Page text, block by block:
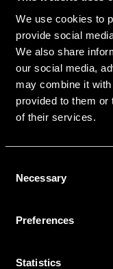
We use cookies to
provide social
We also share
our social media,
may combine it
provided to them or
of their services.
Selection
Necessary
Preferences
Statistics
Ved at tilmelde dig
privatlivspolitik
Kontakt os
Staffanstorpsvägen
MVA-nummer: